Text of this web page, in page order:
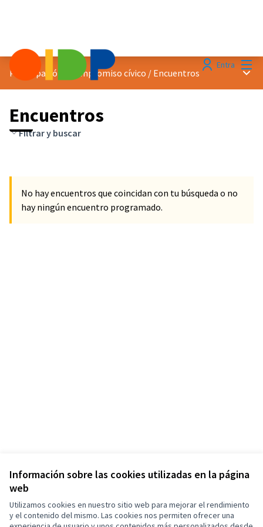
Información sobre las cookies utilizadas en la página
web
Utilizamos cookies en nuestro sitio web para mejorar el rendimiento
y el contenido del mismo. Las cookies nos permiten ofrecer una
Entra
Participación y compromiso cívico / Encuentros
Encuentros
Filtrar y buscar
No hay encuentros que coincidan con tu búsqueda o no
hay ningún encuentro programado.